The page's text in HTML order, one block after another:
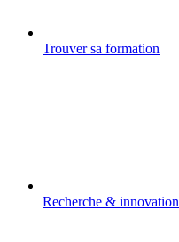
Trouver sa formation
Recherche & innovation